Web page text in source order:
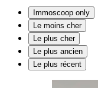
Immoscoop only
Le moins cher
Le plus cher
Le plus ancien
Le plus récent